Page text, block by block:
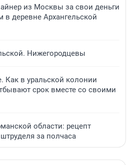
из Москвы за свои деньги
в деревне Архангельской
Нижегородцевы
Как в уральской колонии
срок вместе со своими
области: рецепт
за полчаса